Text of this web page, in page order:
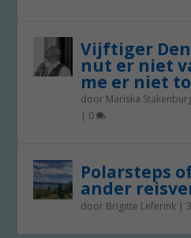
Vijftiger
nut er niet
me er niet
door Mariska
| 0
Polarsteps
ander
door Brigitte Leferink |